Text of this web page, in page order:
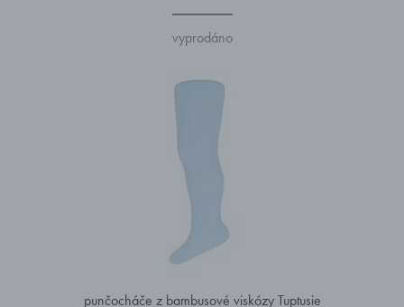
vyprodáno
punčocháče z bambusové viskózy Tuptusie